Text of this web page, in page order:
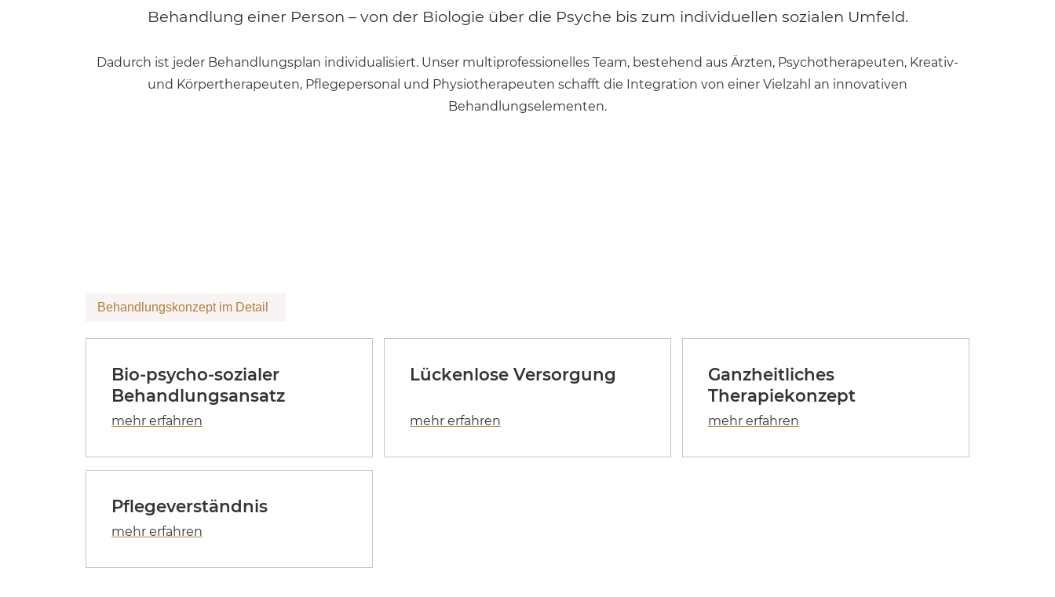
Behandlung einer Person – von der Biologie über die Psyche bis zum individuellen sozialen Umfeld.
Dadurch ist jeder Behandlungsplan individualisiert. Unser multiprofessionelles Team, bestehend aus Ärzten, Psychotherapeuten, Kreativ-
und Körpertherapeuten, Pflegepersonal und Physiotherapeuten schafft die Integration von einer Vielzahl an innovativen
Behandlungselementen.
Behandlungskonzept im Detail
Bio-psycho-sozialer
Behandlungsansatz
Lückenlose Versorgung
Ganzheitliches
Therapiekonzept
Pflegeverständnis